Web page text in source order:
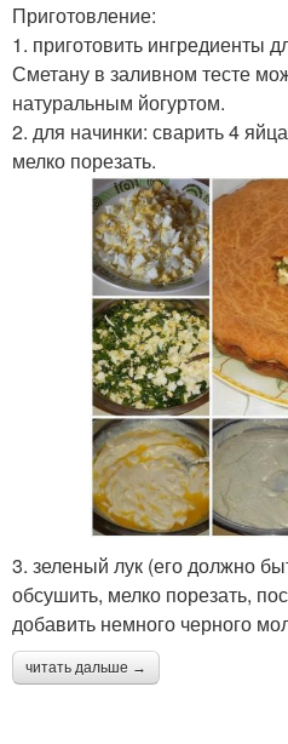
Приготовление:
1. приготовить ингредиенты
Сметану в заливном тесте
натуральным йогуртом.
2. для начинки: сварить 4
мелко порезать.
3. зеленый лук (его должно
обсушить, мелко порезать,
добавить немного черного
читать дальше →